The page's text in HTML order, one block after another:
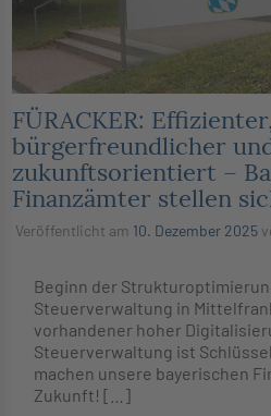
FÜRACKER: Effizienter,
bürgerfreundlicher
zukunftsorientiert –
Finanzämter stellen
Veröffentlicht am 10. Dezember 2025
Beginn der
Steuerverwaltung in
vorhandener hoher
Steuerverwaltung ist
machen unsere bayerischen
Zukunft! […]